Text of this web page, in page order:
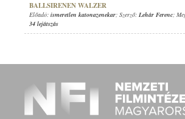
BALLSIRENEN WALZER
Előadó: ismeretlen katonazenekar; Szerző: Lehár Ferenc;
34 lejátszás